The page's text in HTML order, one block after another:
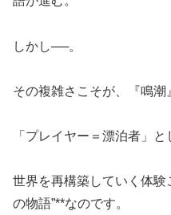
しかし──。
その複雑さこそが、『鳴潮
「プレイヤー＝漂泊者」
世界を再構築していく体験
の物語”**なのです。